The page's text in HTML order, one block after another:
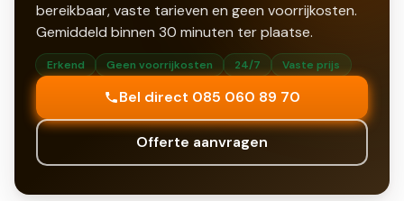
bereikbaar, vaste tarieven en geen voorrijkosten.
Gemiddeld binnen 30 minuten ter plaatse.
Erkend Geen voorrijkosten 24/7 Vaste prijs
Bel direct 085 060 89 70
Offerte aanvragen